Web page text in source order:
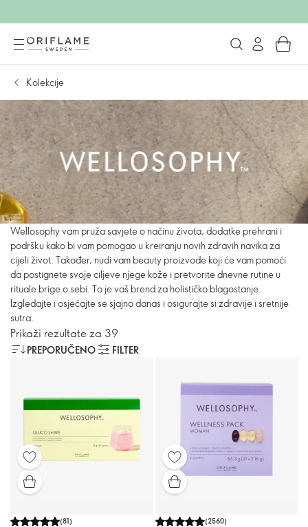
Kolekcije
Wellosophy vam pruža savjete o načinu života, dodatke prehrani i
podršku kako bi vam pomogao u kreiranju novih zdravih navika za
cijeli život. Također, nudi vam beauty proizvode koji će vam pomoći
da postignete svoje ciljeve njege kože i pretvorite dnevne rutine u
rituale brige o sebi. To je vaš brend za holističko blagostanje.
Izgledajte i osjećajte se sjajno danas i osigurajte si zdravije i sretnije
sutra.
Prikaži rezultate za 39
PREPORUČENO FILTER
(81)
(2560)